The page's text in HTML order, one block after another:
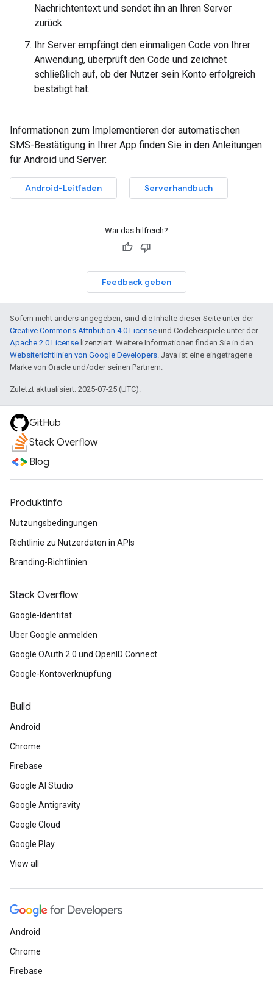
Nachrichtentext und sendet ihn an Ihren Server
zurück.
Ihr Server empfängt den einmaligen Code von Ihrer
Anwendung, überprüft den Code und zeichnet
schließlich auf, ob der Nutzer sein Konto erfolgreich
bestätigt hat.
Informationen zum Implementieren der automatischen
SMS-Bestätigung in Ihrer App finden Sie in den Anleitungen
für Android und Server:
Android-Leitfaden Serverhandbuch
War das hilfreich?
Feedback geben
Sofern nicht anders angegeben, sind die Inhalte dieser Seite unter der
Creative Commons Attribution 4.0 License und Codebeispiele unter der
Apache 2.0 License lizenziert. Weitere Informationen finden Sie in den
Websiterichtlinien von Google Developers . Java ist eine eingetragene
Marke von Oracle und/oder seinen Partnern.
Zuletzt aktualisiert: 2025-07-25 (UTC).
GitHub
Stack Overflow
Blog
Produktinfo
Nutzungsbedingungen
Richtlinie zu Nutzerdaten in APIs
Branding-Richtlinien
Stack Overflow
Google-Identität
Über Google anmelden
Google OAuth 2.0 und OpenID Connect
Google-Kontoverknüpfung
Build
Android
Chrome
Firebase
Google AI Studio
Google Antigravity
Google Cloud
Google Play
View all
Android
Chrome
Firebase